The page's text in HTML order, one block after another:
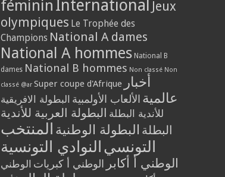
féminin International Jeux
olympiques Le Trophée des
Champions National A dames
National A hommes National B
dames National B hommes Non classé Non
classé @ar Super coupe d'Afrique أخبار
عالمية الألعاب الأولمبية البطولة الافريقية
للأندية البطلة البطولة العربية للأندية
البطلة البطولة الوطنية المنتخب
التونسي النوادي التونسية
الوطني أ أكابر الوطني أ كبريات الوطني